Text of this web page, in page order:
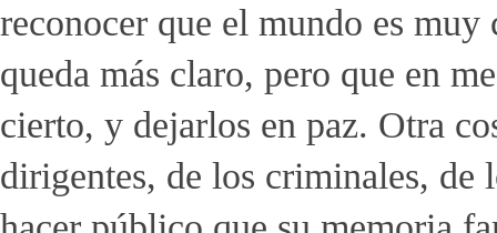
reconocer que el mundo es
queda más claro, pero que en
cierto, y dejarlos en paz. Otra
dirigentes, de los criminales, de